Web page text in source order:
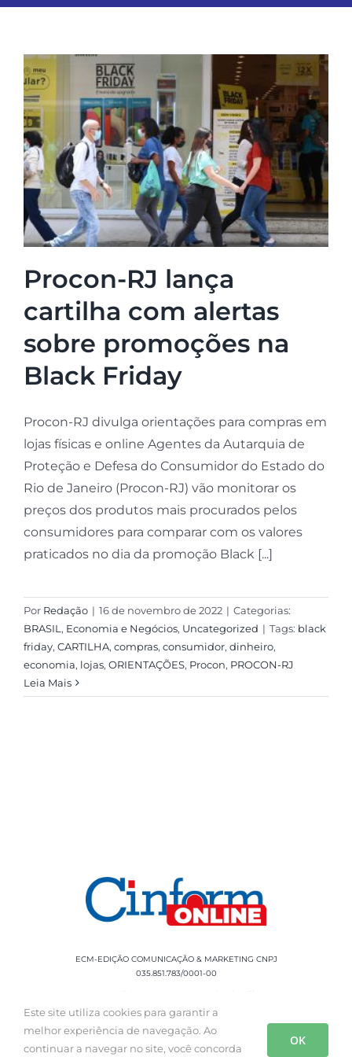
COLUNISTAS
Classificados
ASSINE
FALE CONOSCO
EDIÇÕES EM PDF
Procon-RJ lança
cartilha com alertas
sobre promoções na
Black Friday
Procon-RJ divulga orientações para compras em
lojas físicas e online Agentes da Autarquia de
Proteção e Defesa do Consumidor do Estado do
Rio de Janeiro (Procon-RJ) vão monitorar os
preços dos produtos mais procurados pelos
consumidores para comparar com os valores
praticados no dia da promoção Black [...]
Por Redação | 16 de novembro de 2022 | Categorias:
BRASIL, Economia e Negócios, Uncategorized | Tags: black
friday, CARTILHA, compras, consumidor, dinheiro,
economia, lojas, ORIENTAÇÕES, Procon, PROCON-RJ
Leia Mais
ECM-EDIÇÃO COMUNICAÇÃO & MARKETING CNPJ
035.851.783/0001-00
Rua Sílvio Cesar Leite, 90 Salgado Filho -
Aracaju, SE, CEP: 49020-060 Fone: +55 79
Este site utiliza cookies para garantir a
melhor experiência de navegação. Ao
continuar a navegar no site, você concorda
OK